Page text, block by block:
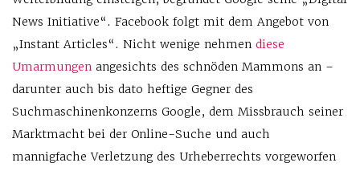
News Initiative“. Facebook folgt mit dem Angebot von
„Instant Articles“. Nicht wenige nehmen diese
Umarmungen angesichts des schnöden Mammons an –
darunter auch bis dato heftige Gegner des
Suchmaschinenkonzerns Google, dem Missbrauch seiner
Marktmacht bei der Online-Suche und auch
mannigfache Verletzung des Urheberrechts vorgeworfen